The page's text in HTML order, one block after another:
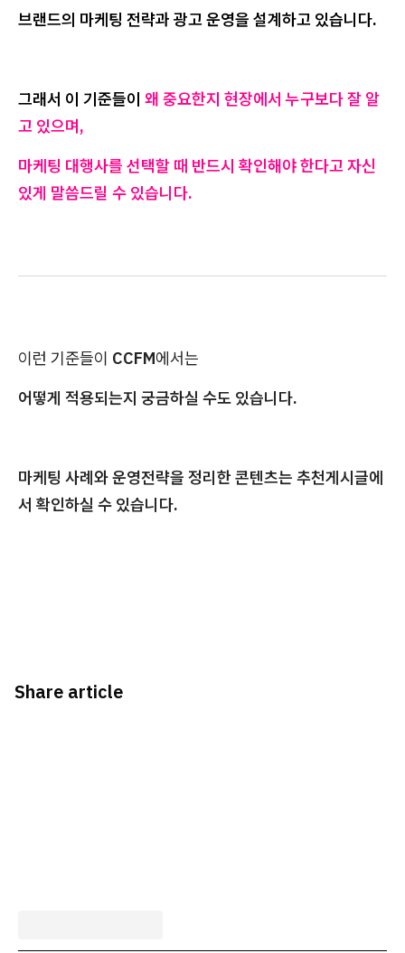
브랜드의 마케팅 전략과 광고 운영을 설계하고 있습니다.
그래서 이 기준들이 왜 중요한지 현장에서 누구보다 잘 알
고 있으며,
마케팅 대행사를 선택할 때 반드시 확인해야 한다고 자신
있게 말씀드릴 수 있습니다.
이런 기준들이 CCFM에서는
어떻게 적용되는지 궁금하실 수도 있습니다.
마케팅 사례와 운영전략을 정리한 콘텐츠는 추천게시글에
서 확인하실 수 있습니다.
Share article